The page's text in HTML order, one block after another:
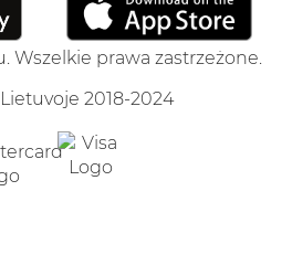
Wszelkie prawa zastrzeżone.
2018-2024